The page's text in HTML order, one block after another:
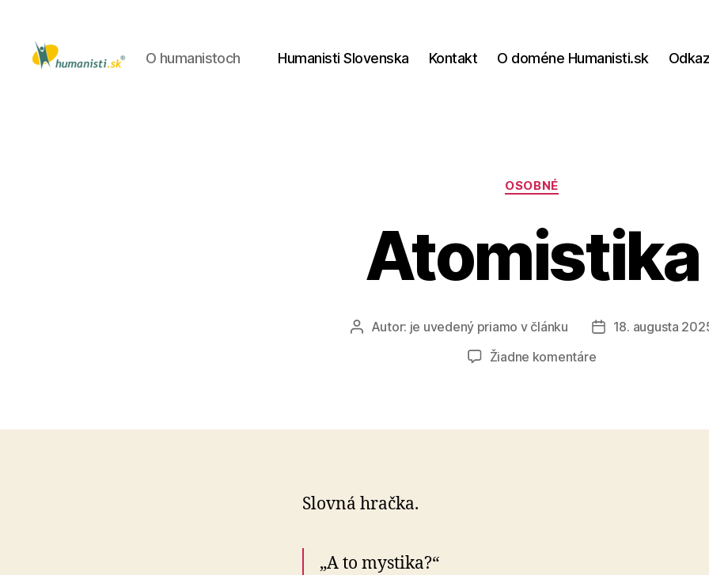
O humanistoch Humanisti Slovenska Kontakt O doméne Humanisti.sk
Kategórie
OSOBNÉ
Atomistika
AutorAutor: je uvedený priamo v článku
Dátum
18. augusta
Žiadne komentárena
Slovná hračka.
„A to mystika?“